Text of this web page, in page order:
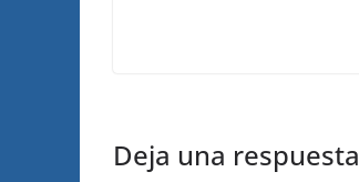
Deja una respuesta